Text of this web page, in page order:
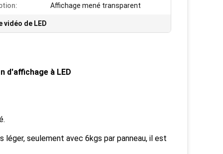
Affichage mené transparent
vidéo de LED
d'affichage à LED
léger, seulement avec 6kgs par panneau, il est